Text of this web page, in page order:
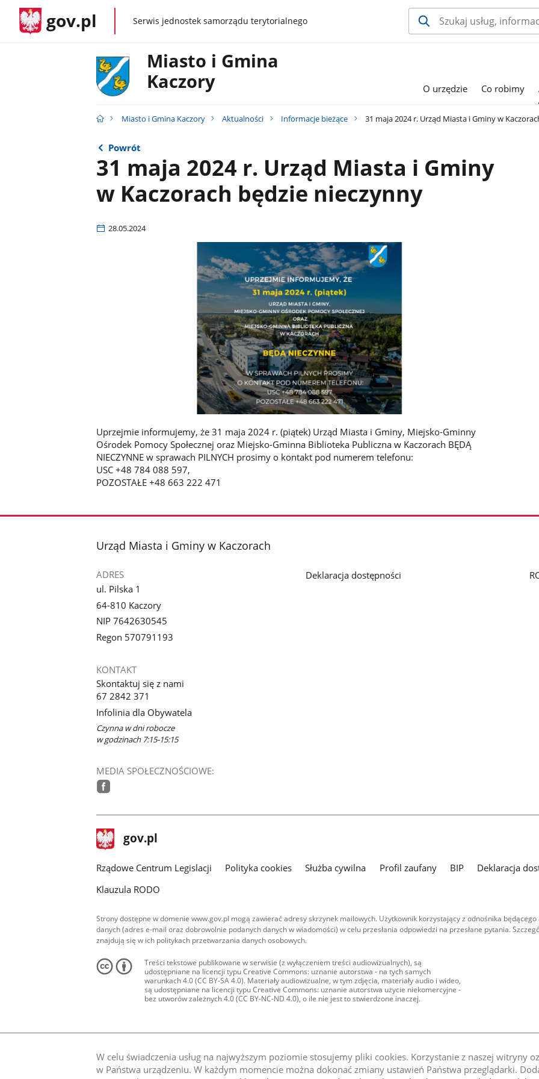
W celu świadczenia usług na najwyższym poziomie stosujemy pliki cookies. Korzystanie z naszej witryny
w Państwa urządzeniu. W każdym momencie można dokonać zmiany ustawień Państwa przeglądarki.
gov.pl gov.plSerwis jednostek samorządu terytorialnego
Miasto i Gmina
Kaczory
O urzędzie Co robimy
Miasto i Gmina Kaczory Aktualności Informacje bieżące 31 maja 2024 r. Urząd Miasta i Gminy w
Powrót
31 maja 2024 r. Urząd Miasta i Gminy
w Kaczorach będzie nieczynny
28.05.2024
Uprzejmie informujemy, że 31 maja 2024 r. (piątek) Urząd Miasta i Gminy, Miejsko-Gminny
Ośrodek Pomocy Społecznej oraz Miejsko-Gminna Biblioteka Publiczna w Kaczorach BĘDĄ
NIECZYNNE w sprawach PILNYCH prosimy o kontakt pod numerem telefonu:
USC +48 784 088 597,
POZOSTAŁE +48 663 222 471
stopka
Urząd Miasta i Gminy w Kaczorach
ADRES
ul. Pilska 1
64-810 Kaczory
NIP 7642630545
Regon 570791193
KONTAKT
Skontaktuj się z nami
67 2842 371
Infolinia dla Obywatela
Czynna w dni robocze
w godzinach 7:15-15:15
MEDIA SPOŁECZNOŚCIOWE:
Deklaracja dostępności
stopka
gov.pl Strona
gov.pl
Rządowe Centrum Legislacji Polityka cookies Służba cywilna Profil zaufany BIP
Deklaracja
Klauzula RODO
Strony dostępne w domenie www.gov.pl mogą zawierać adresy skrzynek mailowych. Użytkownik korzystający z odnośnika
danych (adres e-mail oraz dobrowolnie podanych danych w wiadomości) w celu przesłania odpowiedzi na przesłane pytania.
znajdują się w ich politykach przetwarzania danych osobowych.
Treści tekstowe publikowane w serwisie (z wyłączeniem treści audiowizualnych), są
udostępniane na licencji typu Creative Commons: uznanie autorstwa - na tych samych
warunkach 4.0 (CC BY-SA 4.0). Materiały audiowizualne, w tym zdjęcia, materiały audio i wideo,
są udostępniane na licencji typu Creative Commons: uznanie autorstwa użycie niekomercyjne -
bez utworów zależnych 4.0 (CC BY-NC-ND 4.0), o ile nie jest to stwierdzone inaczej.